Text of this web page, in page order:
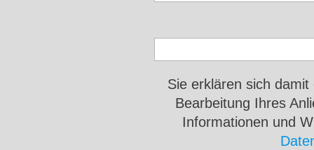
Sie erklären sich
Bearbeitung Ihres
Informationen und